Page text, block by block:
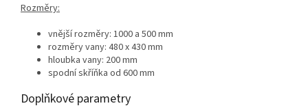
Rozměry:
vnější rozměry: 1000 a 500 mm
rozměry vany: 480 x 430 mm
hloubka vany: 200 mm
spodní skříňka od 600 mm
Doplňkové parametry